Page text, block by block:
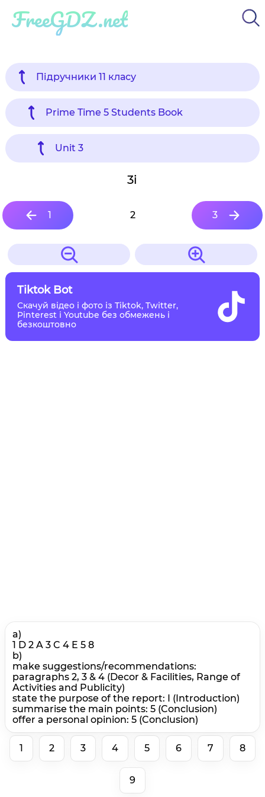
FreeGDZ.net
Підручники 11 класу
Prime Time 5 Students Book
Unit 3
3i
1 2 3
Tiktok Bot
Скачуй відео і фото із Tiktok, Twitter,
Pinterest і Youtube без обмежень і
безкоштовно
a)
1 D 2 A 3 C 4 E 5 8
b)
make suggestions/recommendations:
paragraphs 2, 3 & 4 (Decor & Facilities, Range of
Activities and Publicity)
state the purpose of the report: I (Introduction)
summarise the main points: 5 (Conclusion)
offer a personal opinion: 5 (Conclusion)
1 2 3 4 5 6 7 8
9